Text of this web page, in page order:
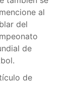
al
del
de
de